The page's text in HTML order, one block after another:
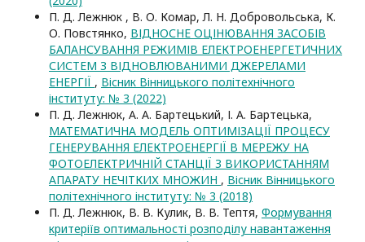
П. Д. Лежнюк , В. О. Комар, Л. Н. Добровольська, К.
О. Повстянко, ВІДНОСНЕ ОЦІНЮВАННЯ ЗАСОБІВ
БАЛАНСУВАННЯ РЕЖИМІВ ЕЛЕКТРОЕНЕРГЕТИЧНИХ
СИСТЕМ З ВІДНОВЛЮВАНИМИ ДЖЕРЕЛАМИ
ЕНЕРГІЇ , Вісник Вінницького політехнічного
інституту: № 3 (2022)
П. Д. Лежнюк, А. А. Бартецький, І. А. Бартецька,
МАТЕМАТИЧНА МОДЕЛЬ ОПТИМІЗАЦІЇ ПРОЦЕСУ
ГЕНЕРУВАННЯ ЕЛЕКТРОЕНЕРГІЇ В МЕРЕЖУ НА
ФОТОЕЛЕКТРИЧНІЙ СТАНЦІЇ З ВИКОРИСТАННЯМ
АПАРАТУ НЕЧІТКИХ МНОЖИН , Вісник Вінницького
політехнічного інституту: № 3 (2018)
П. Д. Лежнюк, В. В. Кулик, В. В. Тептя, Формування
критеріїв оптимальності розподілу навантаження